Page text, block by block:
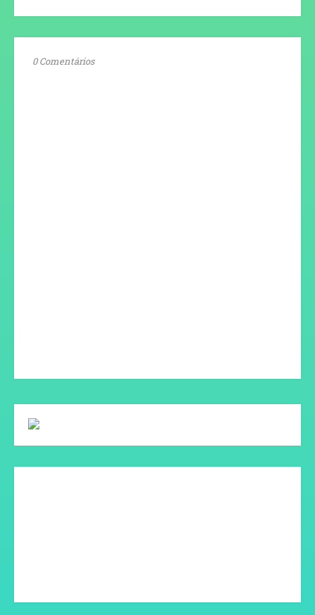
0 Comentários